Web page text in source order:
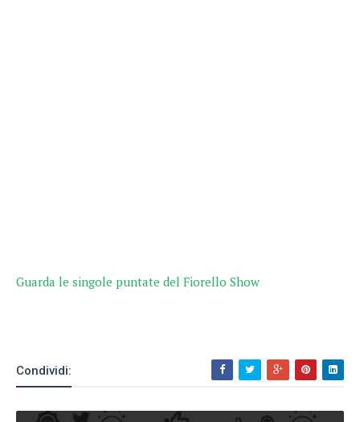
Guarda le singole puntate del Fiorello Show
Condividi: